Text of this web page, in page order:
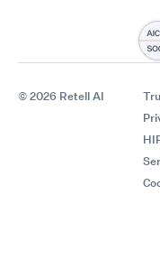
© 2026 Retell AI